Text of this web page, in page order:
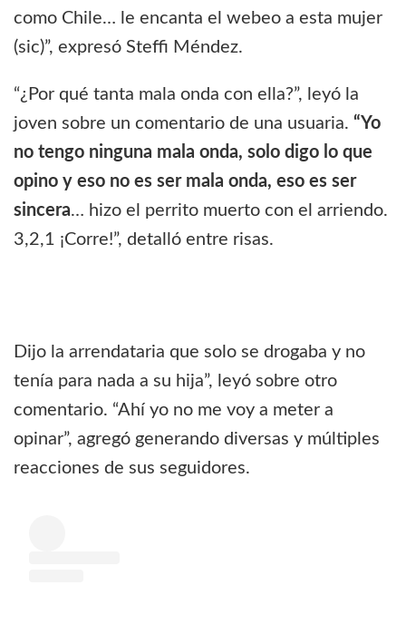
como Chile… le encanta el webeo a esta mujer
(sic)”, expresó Steffi Méndez.
“¿Por qué tanta mala onda con ella?”, leyó la
joven sobre un comentario de una usuaria. “Yo
no tengo ninguna mala onda, solo digo lo que
opino y eso no es ser mala onda, eso es ser
sincera… hizo el perrito muerto con el arriendo.
3,2,1 ¡Corre!”, detalló entre risas.
Dijo la arrendataria que solo se drogaba y no
tenía para nada a su hija”, leyó sobre otro
comentario. “Ahí yo no me voy a meter a
opinar”, agregó generando diversas y múltiples
reacciones de sus seguidores.